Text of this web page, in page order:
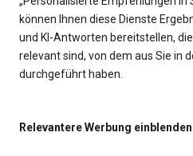
können Ihnen diese Dienste
und KI-Antworten bereitstellen,
relevant sind, von dem aus Sie in
durchgeführt haben.
Relevantere Werbung einblenden